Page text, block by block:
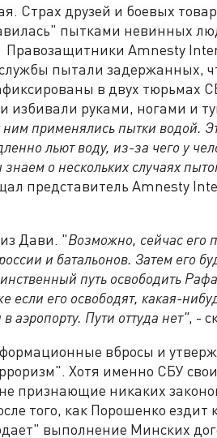
Страх друзей и боевых
пытками невинных
Правозащитники Amnesty
пытали задержанных,
в двух тюрьмах
избивали руками, ногами и
применялись пытки водой.
льют воду, из-за чего у
о нескольких случаях
представитель Amnesty
Дави. "Возможно, сейчас его
и батальонов. Затем его
путь освободить
если его освободят, какая-
аэропорту. Пути оттуда нет", -
вбросы и
Хотя именно СБУ
признающие никаких
того, как Порошенко ездит
выполнение Минских